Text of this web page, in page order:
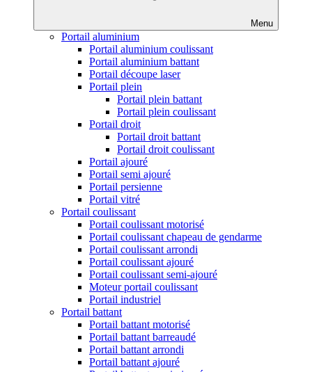
Menu
Portail aluminium
Portail aluminium coulissant
Portail aluminium battant
Portail découpe laser
Portail plein
Portail plein battant
Portail plein coulissant
Portail droit
Portail droit battant
Portail droit coulissant
Portail ajouré
Portail semi ajouré
Portail persienne
Portail vitré
Portail coulissant
Portail coulissant motorisé
Portail coulissant chapeau de gendarme
Portail coulissant arrondi
Portail coulissant ajouré
Portail coulissant semi-ajouré
Moteur portail coulissant
Portail industriel
Portail battant
Portail battant motorisé
Portail battant barreaudé
Portail battant arrondi
Portail battant ajouré